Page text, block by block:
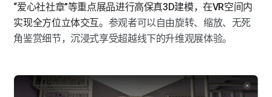
“爱心社社章”等重点展品进行高保真3D建模，在VR空间内
实现全方位立体交互。 参观者可以自由旋转、缩放、无死
角鉴赏细节，沉浸式享受超越线下的升维观展体验。